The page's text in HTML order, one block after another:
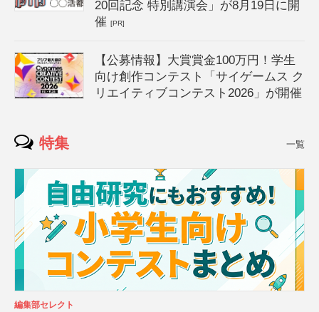
20回記念 特別講演会」が8月19日に開
催[PR]
【公募情報】大賞賞金100万円！学生
向け創作コンテスト「サイゲームス ク
リエイティブコンテスト2026」が開催
特集 一覧
編集部セレクト